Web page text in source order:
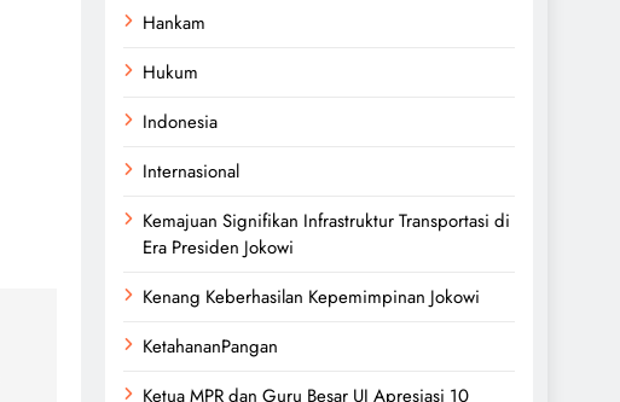
Hankam
Hukum
Indonesia
Internasional
Kemajuan Signifikan Infrastruktur Transportasi di
Era Presiden Jokowi
Kenang Keberhasilan Kepemimpinan Jokowi
KetahananPangan
Ketua MPR dan Guru Besar UI Apresiasi 10